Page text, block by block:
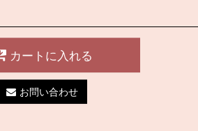
カートに入れる
お問い合わせ